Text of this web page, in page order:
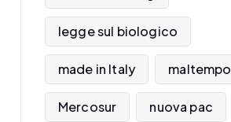
legge sul biologico
made in Italy maltempo
Mercosur nuova pac